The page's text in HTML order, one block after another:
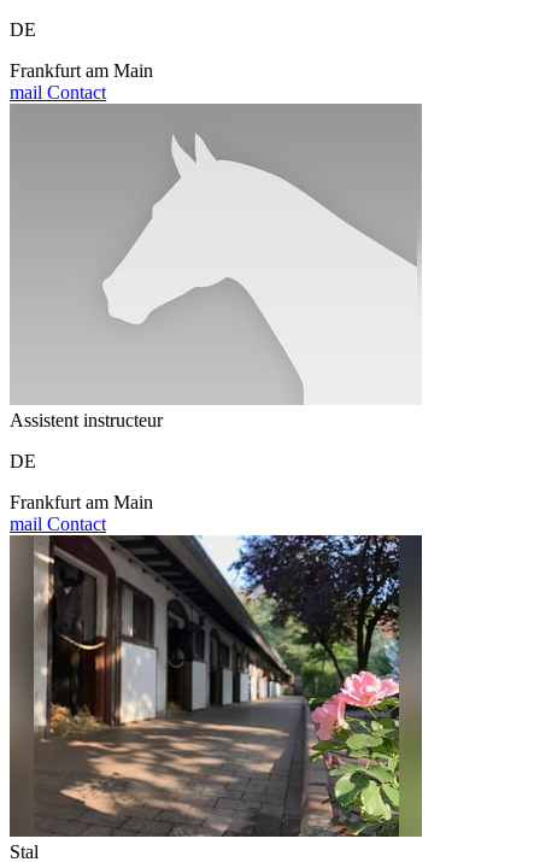
DE
Frankfurt am Main
mail Contact
Assistent instructeur
DE
Frankfurt am Main
mail Contact
Stal